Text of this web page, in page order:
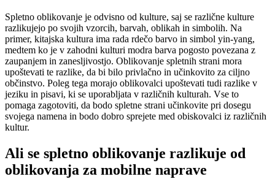
Spletno oblikovanje je odvisno od kulture, saj se različne kulture
razlikujejo po svojih vzorcih, barvah, oblikah in simbolih. Na
primer, kitajska kultura ima rada rdečo barvo in simbol yin-yang,
medtem ko je v zahodni kulturi modra barva pogosto povezana z
zaupanjem in zanesljivostjo. Oblikovanje spletnih strani mora
upoštevati te razlike, da bi bilo privlačno in učinkovito za ciljno
občinstvo. Poleg tega morajo oblikovalci upoštevati tudi razlike v
jeziku in pisavi, ki se uporabljata v različnih kulturah. Vse to
pomaga zagotoviti, da bodo spletne strani učinkovite pri dosegu
svojega namena in bodo dobro sprejete med obiskovalci iz različnih
kultur.
Ali se spletno oblikovanje razlikuje od
oblikovanja za mobilne naprave